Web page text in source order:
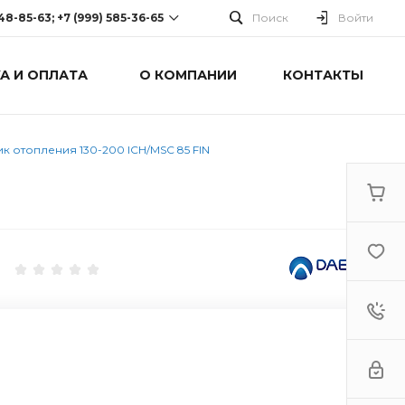
85-63; +7 (999) 585-36-65
63; +7 (999) 585-36-65
Поиск Войти
И ОПЛАТА О КОМПАНИИ КОНТАКТЫ
отопления 130-200 ICH/MSC 85 FIN